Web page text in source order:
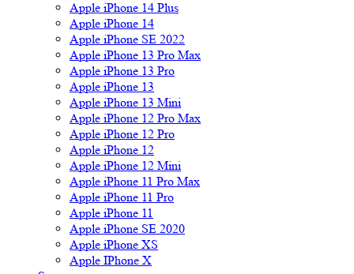
Apple iPhone 14 Plus
Apple iPhone 14
Apple iPhone SE 2022
Apple iPhone 13 Pro Max
Apple iPhone 13 Pro
Apple iPhone 13
Apple iPhone 13 Mini
Apple iPhone 12 Pro Max
Apple iPhone 12 Pro
Apple iPhone 12
Apple iPhone 12 Mini
Apple iPhone 11 Pro Max
Apple iPhone 11 Pro
Apple iPhone 11
Apple iPhone SE 2020
Apple iPhone XS
Apple IPhone X